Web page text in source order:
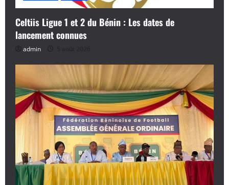
Celtiis Ligue 1 et 2 du Bénin : Les dates de
lancement connues
admin 5 août 2026